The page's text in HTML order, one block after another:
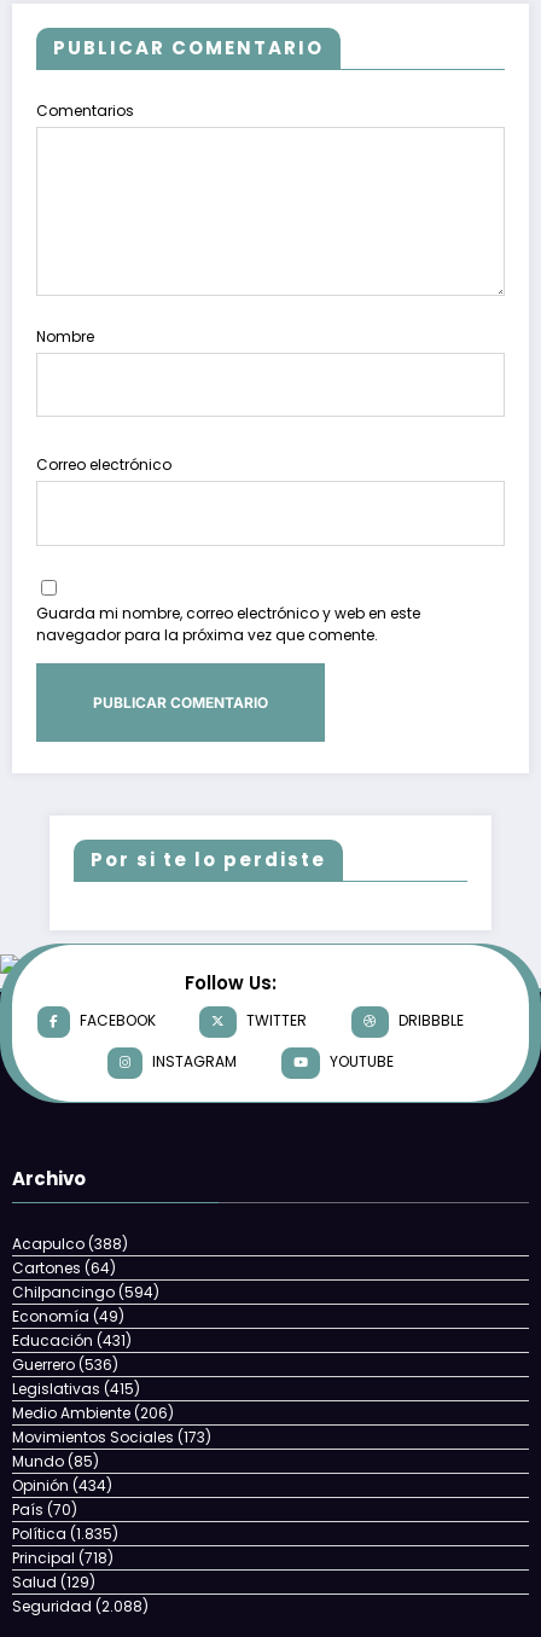
PUBLICAR COMENTARIO
Comentarios
Nombre
Correo electrónico
Guarda mi nombre, correo electrónico y web en este
navegador para la próxima vez que comente.
Por si te lo perdiste
Follow Us:
FACEBOOK TWITTER
DRIBBBLE
INSTAGRAM
YOUTUBE
Archivo
Acapulco(388)
Cartones (64)
Chilpancingo(594)
Economía (49)
Educación (431)
Guerrero(536)
Legislativas (415)
Medio Ambiente(206)
Movimientos Sociales (173)
Mundo(85)
Opinión (434)
País (70)
Política (1.835)
Principal (718)
Salud (129)
Seguridad (2.088)